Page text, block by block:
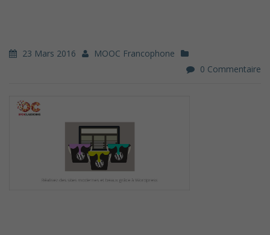
23 Mars 2016
MOOC Francophone
0 Commentaire